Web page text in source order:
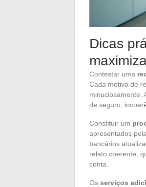
Dicas
Contestar uma
Cada motivo de
minuciosamente.
de seguro,
Constituir um
apresentados
bancários
relato coerente,
conta.
Os serviços